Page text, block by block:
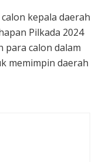
kepala daerah
Pilkada 2024
para calon dalam
memimpin daerah